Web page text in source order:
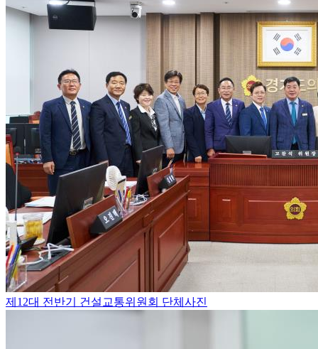
제12대 전반기 건설교통위원회 단체사진